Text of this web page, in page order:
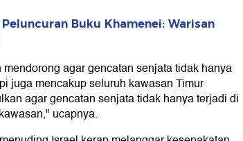
Buku Khamenei: Warisan
agar gencatan senjata tidak hanya
juga mencakup seluruh kawasan Timur
agar gencatan senjata tidak hanya terjadi di
ucapnya.